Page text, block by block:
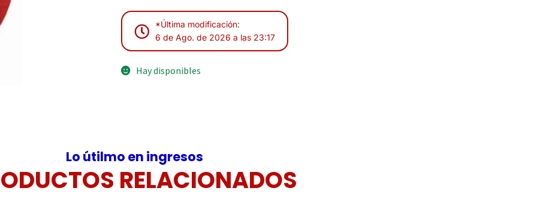
*Última modificación:
6 de Ago. de 2026 a las 23:17
Hay disponibles
Lo útilmo en ingresos
RELACIONADOS